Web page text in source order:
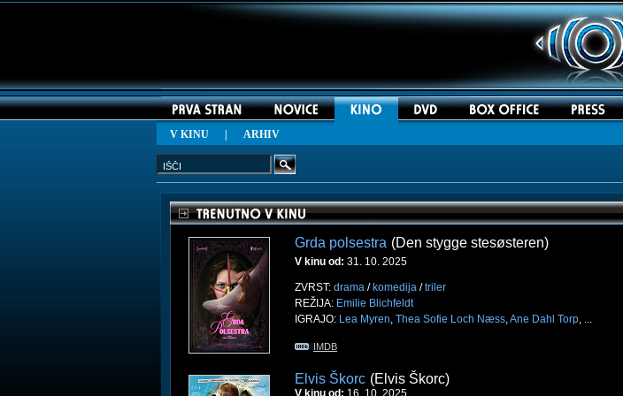
V KINU ARHIV
Grda polsestra (Den stygge stesøsteren)
V kinu od: 31. 10. 2025
ZVRST: drama / komedija /triler
REŽIJA: Emilie Blichfeldt
IGRAJO: Lea Myren, Thea Sofie Loch Næss,Ane Dahl Torp, ...
IMDB
Elvis Škorc (Elvis Škorc)
V kinu od: 16. 10. 2025